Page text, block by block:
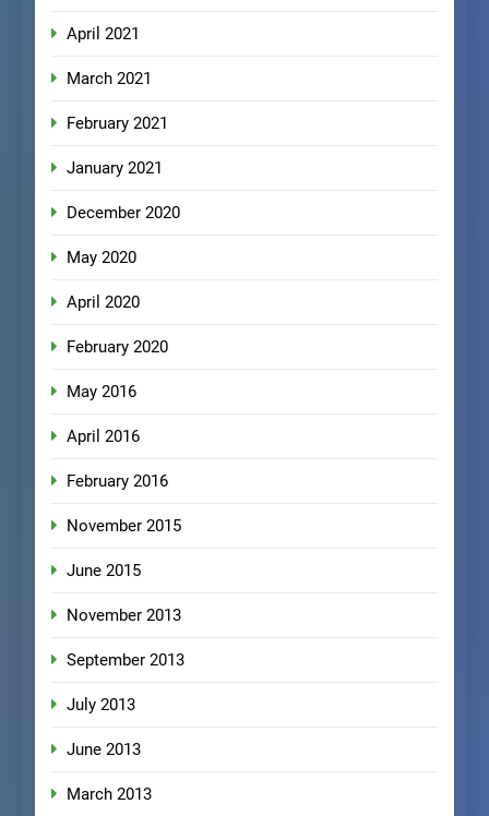
April 2021
March 2021
February 2021
January 2021
December 2020
May 2020
April 2020
February 2020
May 2016
April 2016
February 2016
November 2015
June 2015
November 2013
September 2013
July 2013
June 2013
March 2013